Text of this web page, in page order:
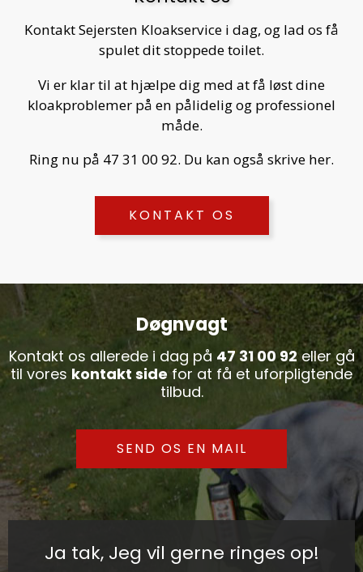
Kontakt Sejersten Kloakservice i dag, og lad os få
spulet dit stoppede toilet.
Vi er klar til at hjælpe dig med at få løst dine
kloakproblemer på en pålidelig og professionel
måde.
Ring nu på 47 31 00 92. Du kan også skrive her.
KONTAKT OS
Døgnvagt
Kontakt os allerede i dag på 47 31 00 92 eller gå
til vores kontakt side for at få et uforpligtende
tilbud.
SEND OS EN MAIL
Ja tak, Jeg vil gerne ringes op!